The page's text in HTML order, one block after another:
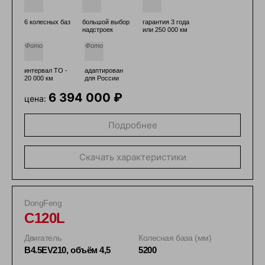
6 колесных баз
большой выбор
надстроек
гарантия 3 года
или 250 000 км
интервал ТО -
20 000 км
адаптирован
для России
цена: 6 394 000 ₽
Подробнее
Скачать характеристики
DongFeng
C120L
Двигатель
B4.5EV210, объём 4,5
Колесная база (мм)
5200